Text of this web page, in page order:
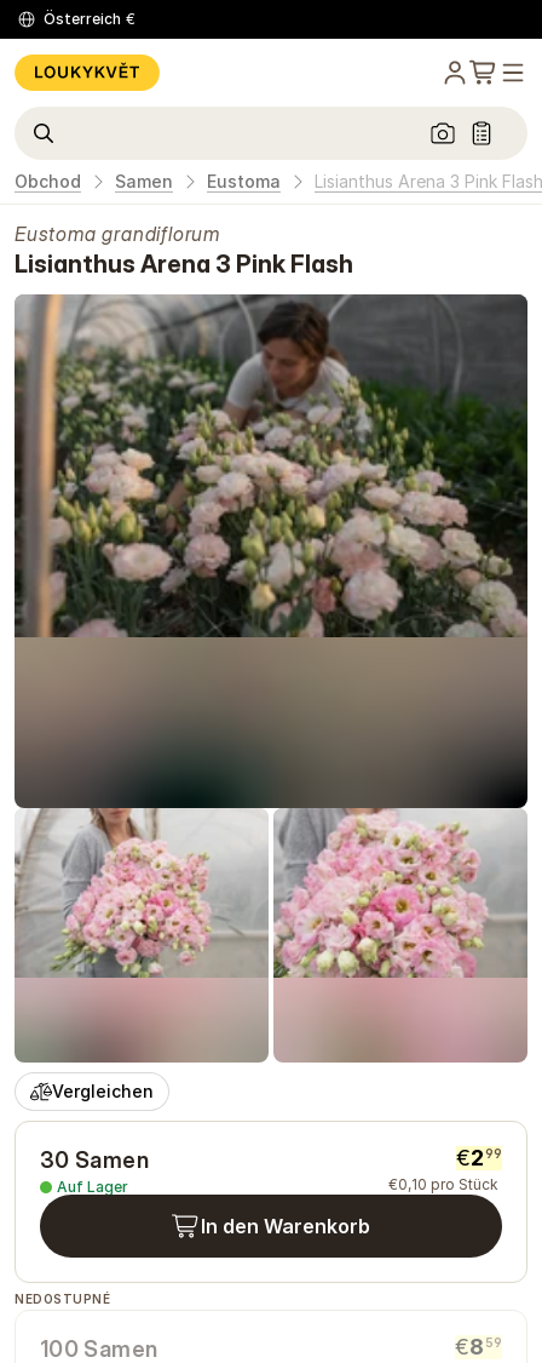
Österreich €
Obchod Samen Eustoma Lisianthus Arena 3 Pink Flash
Eustoma grandiflorum
Lisianthus Arena 3 Pink Flash
Vergleichen
30 Samen
Auf Lager
€299
€0,10 pro Stück
In den Warenkorb
NEDOSTUPNÉ
100 Samen €8 59